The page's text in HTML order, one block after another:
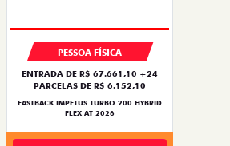
PESSOA FÍSICA
ENTRADA DE R$ 67.661,10 +24
PARCELAS DE R$ 6.152,10
FASTBACK IMPETUS TURBO 200 HYBRID
FLEX AT 2026